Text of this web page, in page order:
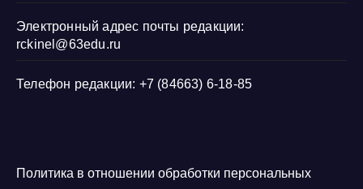
Электронный адрес почты редакции:
rckinel@63edu.ru
Телефон редакции: +7 (84663) 6-18-85
Политика в отношении обработки персональных